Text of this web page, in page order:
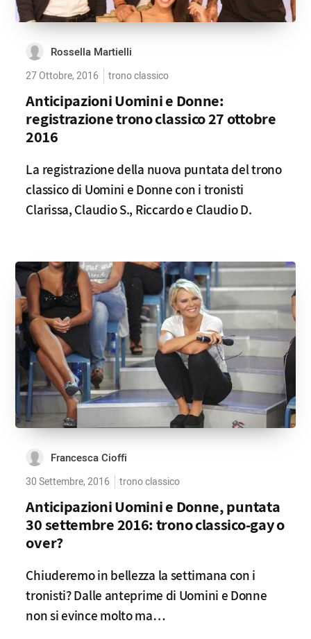
Rossella Martielli
27 Ottobre, 2016 trono classico
Anticipazioni Uomini e Donne:
registrazione trono classico 27 ottobre
2016
La registrazione della nuova puntata del trono
classico di Uomini e Donne con i tronisti
Clarissa, Claudio S., Riccardo e Claudio D.
Francesca Cioffi
30 Settembre, 2016 trono classico
Anticipazioni Uomini e Donne, puntata
30 settembre 2016: trono classico-gay o
over?
Chiuderemo in bellezza la settimana con i
tronisti? Dalle anteprime di Uomini e Donne
non si evince molto ma…